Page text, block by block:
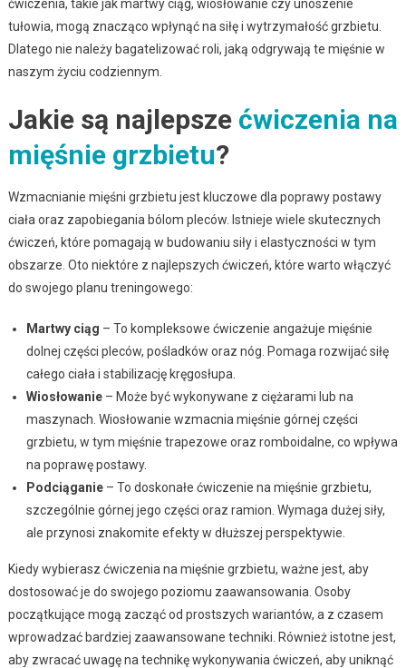
ćwiczenia, takie jak martwy ciąg, wiosłowanie czy unoszenie
tułowia, mogą znacząco wpłynąć na siłę i wytrzymałość grzbietu.
Dlatego nie należy bagatelizować roli, jaką odgrywają te mięśnie w
naszym życiu codziennym.
Jakie są najlepsze ćwiczenia na
mięśnie grzbietu?
Wzmacnianie mięśni grzbietu jest kluczowe dla poprawy postawy
ciała oraz zapobiegania bólom pleców. Istnieje wiele skutecznych
ćwiczeń, które pomagają w budowaniu siły i elastyczności w tym
obszarze. Oto niektóre z najlepszych ćwiczeń, które warto włączyć
do swojego planu treningowego:
Martwy ciąg – To kompleksowe ćwiczenie angażuje mięśnie
dolnej części pleców, pośladków oraz nóg. Pomaga rozwijać siłę
całego ciała i stabilizację kręgosłupa.
Wiosłowanie– Może być wykonywane z ciężarami lub na
maszynach. Wiosłowanie wzmacnia mięśnie górnej części
grzbietu, w tym mięśnie trapezowe oraz romboidalne, co wpływa
na poprawę postawy.
Podciąganie– To doskonałe ćwiczenie na mięśnie grzbietu,
szczególnie górnej jego części oraz ramion. Wymaga dużej siły,
ale przynosi znakomite efekty w dłuższej perspektywie.
Kiedy wybierasz ćwiczenia na mięśnie grzbietu, ważne jest, aby
dostosować je do swojego poziomu zaawansowania. Osoby
początkujące mogą zacząć od prostszych wariantów, a z czasem
wprowadzać bardziej zaawansowane techniki. Również istotne jest,
aby zwracać uwagę na technikę wykonywania ćwiczeń, aby uniknąć